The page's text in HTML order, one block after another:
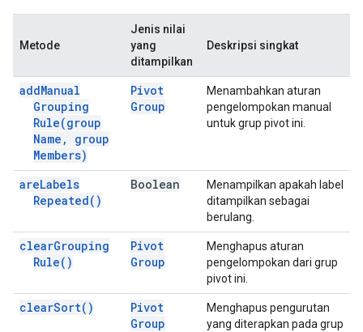
Metode
Jenis nilai
yang
ditampilkan
Deskripsi singkat
addManual
Grouping
Rule(group
Name ,
group
Members)
Pivot
Group
Menambahkan aturan
pengelompokan manual
untuk grup pivot ini.
areLabels
Repeated( )
Boolean
Menampilkan apakah label
ditampilkan sebagai
berulang.
clearGrouping
Rule( )
Pivot
Group
Menghapus aturan
pengelompokan dari grup
pivot ini.
clearSort( )
Pivot
Group
Menghapus pengurutan
yang diterapkan pada grup